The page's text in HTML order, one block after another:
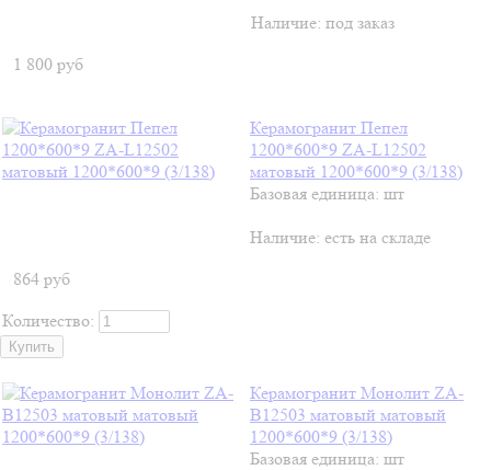
Наличие: под заказ
1 800 руб
Керамогранит Пепел
1200*600*9 ZA-L12502
матовый 1200*600*9 (3/138)
Базовая единица: шт
Наличие: есть на складе
864 руб
Количество:
Керамогранит Монолит ZA-
B12503 матовый матовый
1200*600*9 (3/138)
Базовая единица: шт